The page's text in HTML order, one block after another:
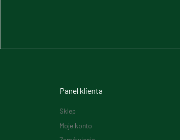
Panel klienta
Sklep
Moje konto